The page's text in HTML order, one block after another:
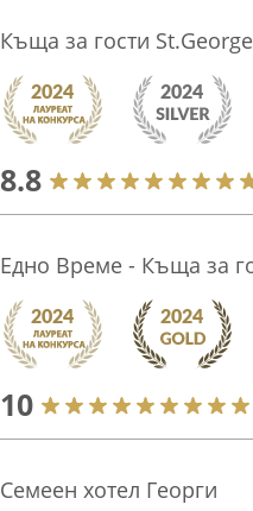
Къща за гости
8.8
Едно Време - Къща за
10
Семеен хотел Георги